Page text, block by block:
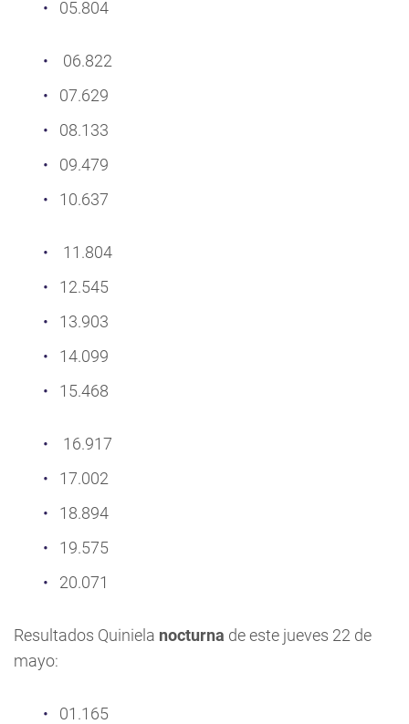
05.804
06.822
07.629
08.133
09.479
10.637
11.804
12.545
13.903
14.099
15.468
16.917
17.002
18.894
19.575
20.071
Resultados Quiniela nocturna de este jueves 22 de
mayo:
01.165